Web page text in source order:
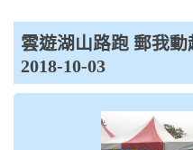
雲遊湖山路跑 郵我
2018-10-03